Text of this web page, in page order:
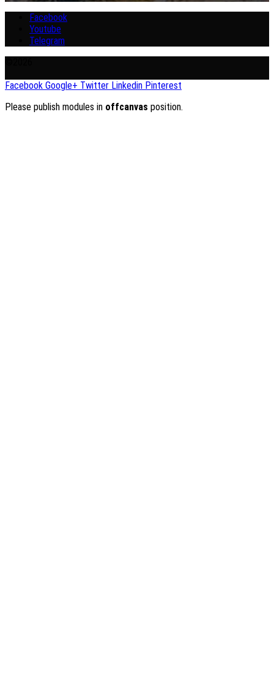
Facebook
Youtube
Telegram
Facebook Google+ Twitter Linkedin Pinterest
Please publish modules in offcanvas position.